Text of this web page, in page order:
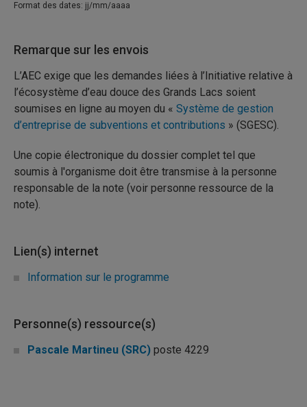
Format des dates: jj/mm/aaaa
Remarque sur les envois
L’AEC exige que les demandes liées à l’Initiative relative à
l’écosystème d’eau douce des Grands Lacs soient
soumises en ligne au moyen du « Système de gestion
d’entreprise de subventions et contributions » (SGESC).
Une copie électronique du dossier complet tel que
soumis à l'organisme doit être transmise à la personne
responsable de la note (voir personne ressource de la
note).
Lien(s) internet
Information sur le programme
Personne(s) ressource(s)
Pascale Martineu (SRC) poste 4229